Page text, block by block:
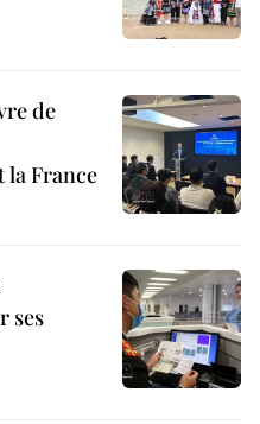
de
la France
ses